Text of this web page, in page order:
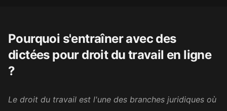
☺️ Je me prépare au mieux
pour le concours et ces
dictées m'apportent
m'exercer vraiment.
Pourquoi s'entraîner avec des
dictées pour droit du travail en ligne
?
Le droit du travail est l'une des branches juridiques où